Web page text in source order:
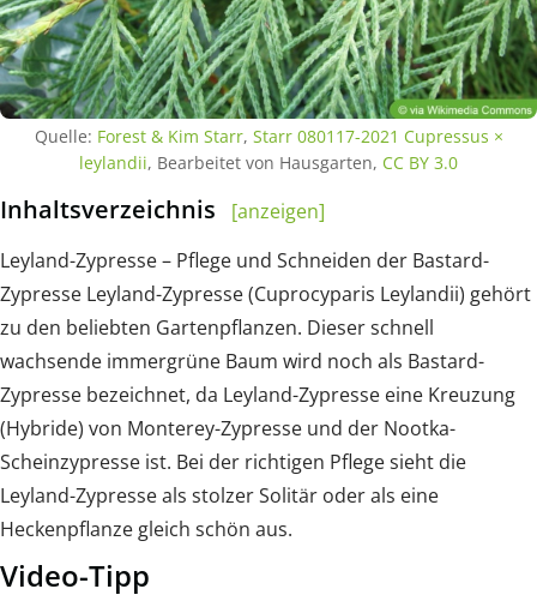
Quelle: Forest & Kim Starr, Starr 080117-2021 Cupressus ×
leylandii, Bearbeitet von Hausgarten, CC BY 3.0
Inhaltsverzeichnis
[anzeigen]
Leyland-Zypresse – Pflege und Schneiden der Bastard-
Zypresse Leyland-Zypresse (Cuprocyparis Leylandii) gehört
zu den beliebten Gartenpflanzen. Dieser schnell
wachsende immergrüne Baum wird noch als Bastard-
Zypresse bezeichnet, da Leyland-Zypresse eine Kreuzung
(Hybride) von Monterey-Zypresse und der Nootka-
Scheinzypresse ist. Bei der richtigen Pflege sieht die
Leyland-Zypresse als stolzer Solitär oder als eine
Heckenpflanze gleich schön aus.
Video-Tipp